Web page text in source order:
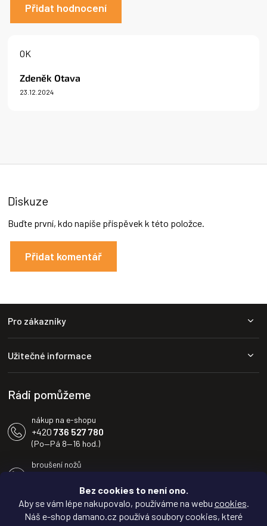
Bez cookies to není ono.
Aby se vám lépe nakupovalo, používáme na webu cookies.
Náš e-shop damano.cz používá soubory cookies, které
Přidat hodnocení
e
Zdeněk Otava
Hodnocení produktu je 5 z 5 hvězdiček.
23.12.2024
OK
Diskuze
Buďte první, kdo napíše příspěvek k této položce.
Přidat komentář
Pro zákazníky
Užitečné informace
Rádi pomůžeme
nákup na e-shopu
+420 736 527 780
(Po—Pá 8—16 hod.)
broušení nožů
(Po—Pá 8—16 hod.)
info@damano.cz